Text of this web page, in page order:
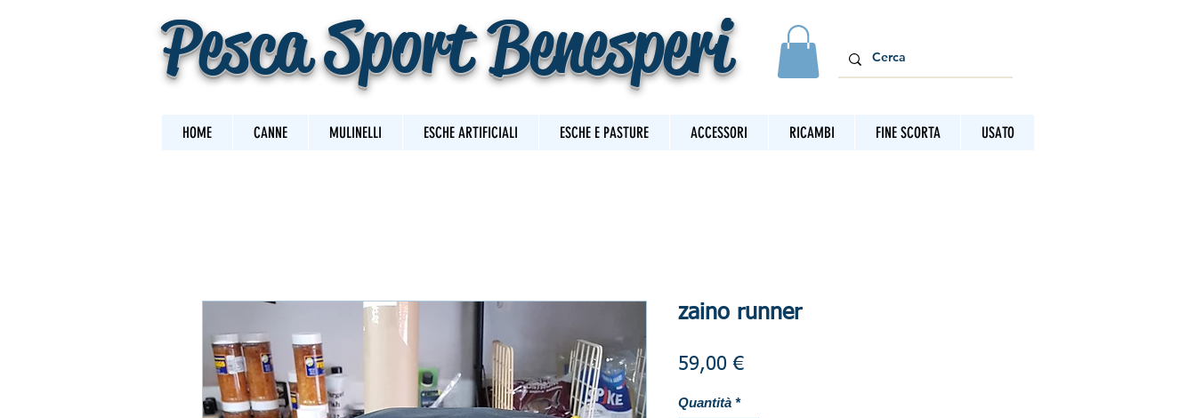
Pesca Sport Benesperi
HOME CANNE MULINELLI ESCHE ARTIFICIALI ESCHE E PASTURE ACCESSORI RICAMBI FINE SCORTA USATO
zaino runner
59,00 €Prezzo
Quantità *